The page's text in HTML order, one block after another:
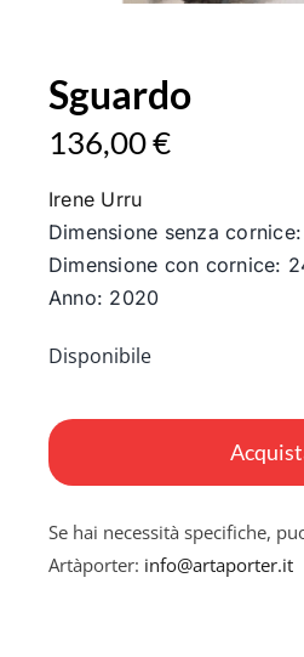
Sguardo
136,00€
Irene Urru
Dimensione senza
Dimensione con cornice:
Anno: 2020
Disponibile
Se hai necessità specifiche,
Artàporter: info@artaporter.it